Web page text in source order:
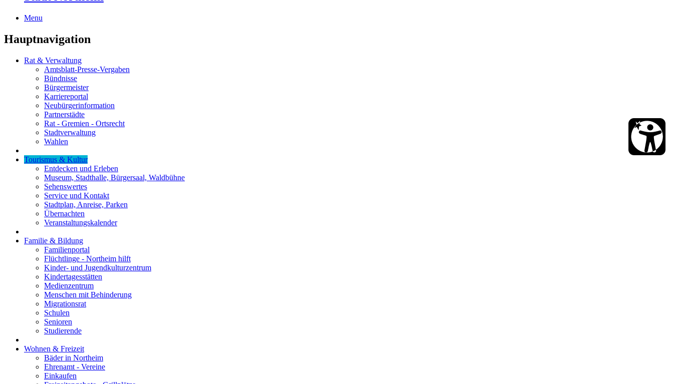
Menu
Hauptnavigation
Rat & Verwaltung
Amtsblatt-Presse-Vergaben
Bündnisse
Bürgermeister
Karriereportal
Neubürgerinformation
Partnerstädte
Rat - Gremien - Ortsrecht
Stadtverwaltung
Wahlen
Tourismus & Kultur
Entdecken und Erleben
Museum, Stadthalle, Bürgersaal, Waldbühne
Sehenswertes
Service und Kontakt
Stadtplan, Anreise, Parken
Übernachten
Veranstaltungskalender
Familie & Bildung
Familienportal
Flüchtlinge - Northeim hilft
Kinder- und Jugendkulturzentrum
Kindertagesstätten
Medienzentrum
Menschen mit Behinderung
Migrationsrat
Schulen
Senioren
Studierende
Wohnen & Freizeit
Bäder in Northeim
Ehrenamt - Vereine
Einkaufen